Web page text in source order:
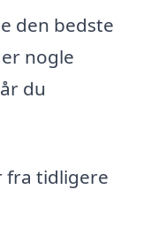
den bedste
nogle
du
fra tidligere